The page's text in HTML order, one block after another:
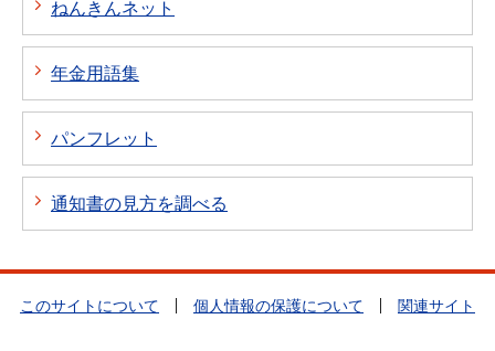
ねんきんネット
年金用語集
パンフレット
通知書の見方を調べる
このサイトについて 個人情報の保護について 関連サイト